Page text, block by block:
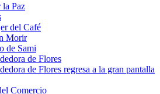
Paz
del Café
Morir
de Sami
de Flores
de Flores regresa a la gran pantalla
Comercio